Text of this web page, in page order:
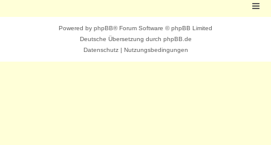
Powered by phpBB® Forum Software © phpBB Limited
Deutsche Übersetzung durch phpBB.de
Datenschutz| Nutzungsbedingungen